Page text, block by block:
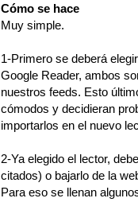
Cómo se hace
Muy simple.
1-Primero se deberá
Google Reader, ambos
nuestros feeds. Esto
cómodos y decidieran
importarlos en el nuevo
2-Ya elegido el lector,
citados) o bajarlo de la
Para eso se llenan